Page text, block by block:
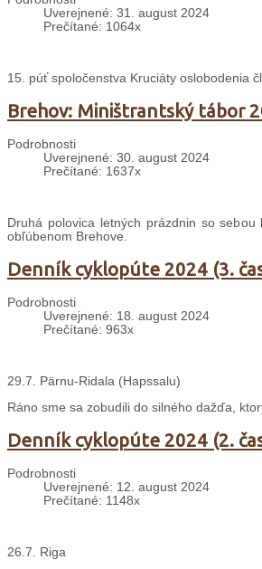
Uverejnené: 31. august 2024
Prečítané: 1064x
15. púť spoločenstva Kruciáty oslobodenia
Brehov: Miništrantský tábor
Podrobnosti
Uverejnené: 30. august 2024
Prečítané: 1637x
Druhá polovica letných prázdnin so
obľúbenom Brehove.
Denník cyklopúte 2024 (3.
Podrobnosti
Uverejnené: 18. august 2024
Prečítané: 963x
29.7. Pärnu-Ridala (Hapssalu)
Ráno sme sa zobudili do silného dažďa,
Denník cyklopúte 2024 (2.
Podrobnosti
Uverejnené: 12. august 2024
Prečítané: 1148x
26.7. Riga